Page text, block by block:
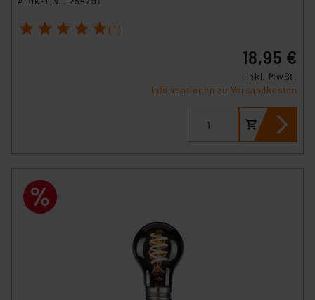
Angemessenheitsbeschluss der EU. Dies bedeutet,
dass die USA als Land mit unzureichendem
Überwachungsprogrammen verarbeiten, ohne dass
hiergegen Klagemöglichkeiten für Europäer bestehen.
Unsere Kooperation mit diesen Dienstleistern stützt
sich auf die Standarddatenschutzklauseln der
insbesondere der Art der übermittelten Daten,
verbundenen Risiken.“
Datenschutzerklärung
1 2 3 4 5 (1)
18,95 €
inkl. MwSt.
Informationen zu Versandkosten